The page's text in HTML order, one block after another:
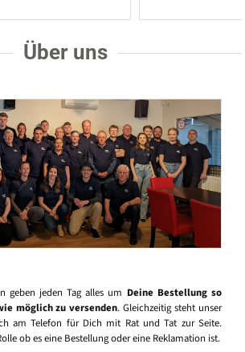
Über uns
geben jeden Tag alles um Deine Bestellung so
möglich zu versenden. Gleichzeitig steht unser
am Telefon für Dich mit Rat und Tat zur Seite.
ob es eine Bestellung oder eine Reklamation ist.